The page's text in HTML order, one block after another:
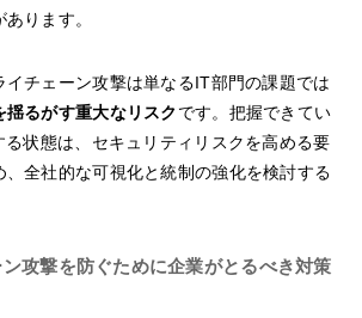
ります。
イチェーン攻撃は単なるIT部門の課題では
揺るがす重大なリスク です。把握できてい
状態は、セキュリティリスクを高める要
、全社的な可視化と統制の強化を検討する
攻撃を防ぐために企業がとるべき対策